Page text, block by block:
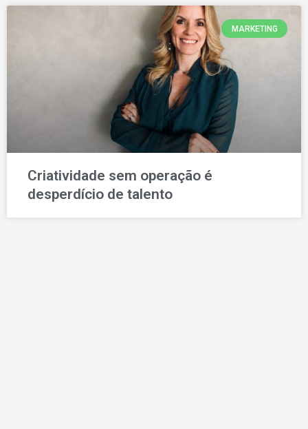
MARKETING
Criatividade sem operação é
desperdício de talento